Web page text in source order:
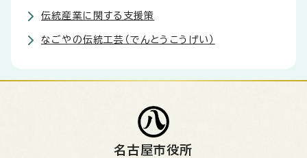
伝統産業に関する支援策
なごやの伝統工芸（でんとうこうげい）
名古屋市役所